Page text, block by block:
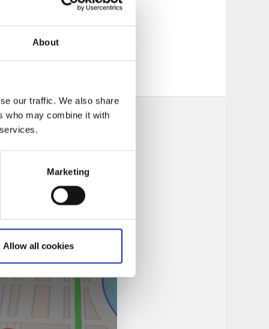
About
our traffic. We also share
who may combine it with
Marketing
Allow all cookies
måste. Här finns
möter du